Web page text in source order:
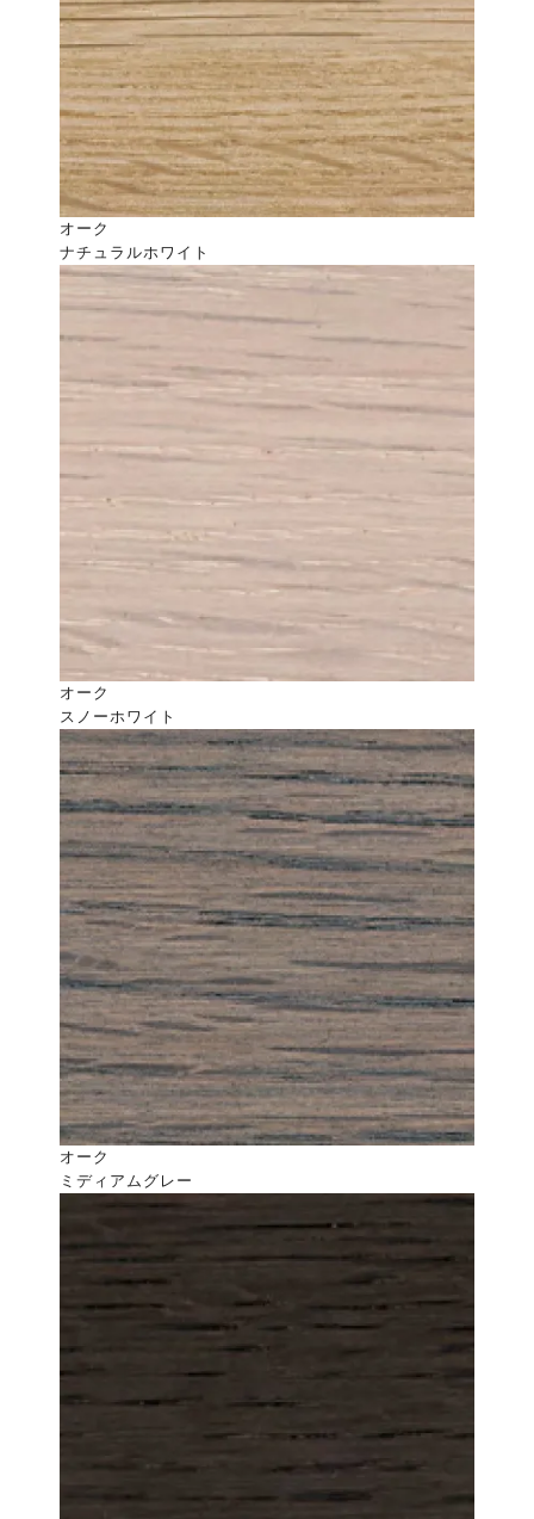
オーク
ナチュラルホワイト
オーク
スノーホワイト
オーク
ミディアムグレー